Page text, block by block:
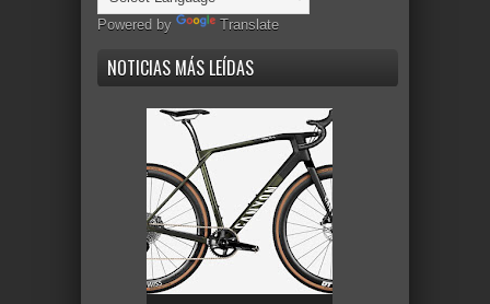
Powered by Translate
NOTICIAS MÁS LEÍDAS